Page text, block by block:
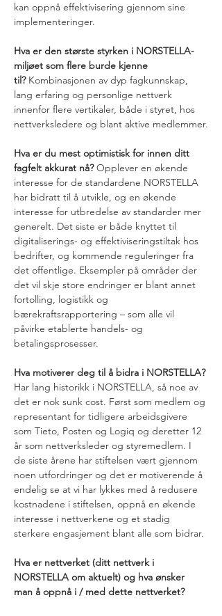
kan oppnå effektivisering gjennom sine
implementeringer.
Hva er den største styrken i NORSTELLA-
miljøet som flere burde kjenne
til? Kombinasjonen av dyp fagkunnskap,
lang erfaring og personlige nettverk
innenfor flere vertikaler, både i styret, hos
nettverksledere og blant aktive medlemmer.
Hva er du mest optimistisk for innen ditt
fagfelt akkurat nå? Opplever en økende
interesse for de standardene NORSTELLA
har bidratt til å utvikle, og en økende
interesse for utbredelse av standarder mer
generelt. Det siste er både knyttet til
digitaliserings- og effektiviseringstiltak hos
bedrifter, og kommende reguleringer fra
det offentlige. Eksempler på områder der
det vil skje store endringer er blant annet
fortolling, logistikk og
bærekraftsrapportering – som alle vil
påvirke etablerte handels- og
betalingsprosesser.
Hva motiverer deg til å bidra i NORSTELLA?
Har lang historikk i NORSTELLA, så noe av
det er nok sunk cost. Først som medlem og
representant for tidligere arbeidsgivere
som Tieto, Posten og Logiq og deretter 12
år som nettverksleder og styremedlem. I
de siste årene har stiftelsen vært gjennom
noen utfordringer og det er motiverende å
endelig se at vi har lykkes med å redusere
kostnadene i stiftelsen, oppnå en økende
interesse i nettverkene og et stadig
sterkere engasjement blant alle som bidrar.
Hva er nettverket (ditt nettverk i
NORSTELLA om aktuelt) og hva ønsker
man å oppnå i / med dette nettverket?